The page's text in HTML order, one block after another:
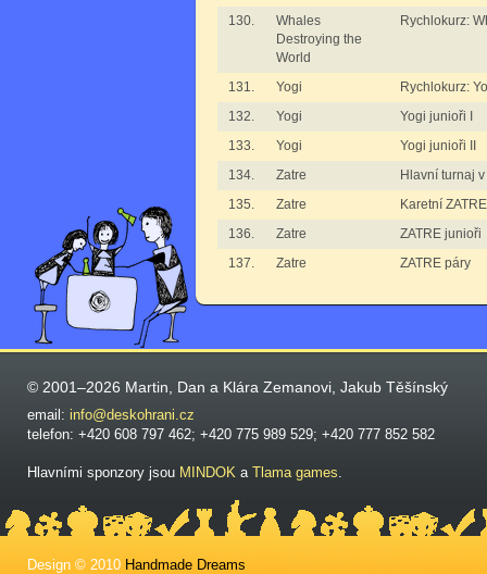
130.
Whales
Destroying the
World
Rychlokurz:
131. Yogi
Rychlokurz:
132.
Yogi
Yogi junioři I
133.
Yogi
Yogi junioři II
134.
Zatre
Hlavní turnaj v
135.
Zatre
Karetní ZATRE
136.
Zatre
ZATRE junioři
137.
Zatre ZATRE páry
© 2001–2026 Martin, Dan a Klára Zemanovi, Jakub Těšínský
email: info@deskohrani.cz
telefon: +420 608 797 462; +420 775 989 529; +420 777 852 582
Hlavními sponzory jsou MINDOK a Tlama games.
Design © 2010 Handmade Dreams